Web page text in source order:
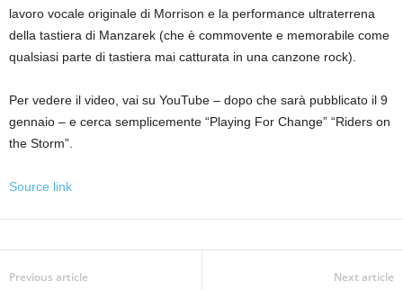
lavoro vocale originale di Morrison e la performance ultraterrena
della tastiera di Manzarek (che è commovente e memorabile come
qualsiasi parte di tastiera mai catturata in una canzone rock).
Per vedere il video, vai su YouTube – dopo che sarà pubblicato il 9
gennaio – e cerca semplicemente “Playing For Change” “Riders on
the Storm”.
Source link
Previous article Next article